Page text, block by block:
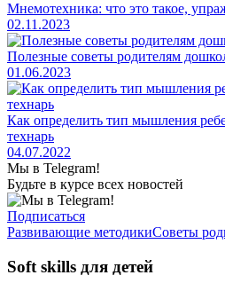
Мнемотехника: что это такое,
02.11.2023
Полезные советы родителям
01.06.2023
Как определить тип мышления
технарь
04.07.2022
Мы в Telegram!
Будьте в курсе всех новостей
Подписаться
Развивающие методикиСоветы
Soft skills для детей